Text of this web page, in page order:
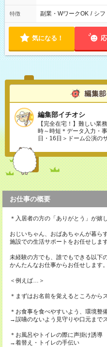
特徴 副業・WワークOK / シフ
気になる！
編集部イチオシ
【完全在宅！】難しい業
時～時短＊データ入力・
日・16日＞ドーム公演の
お仕事の概要
＊入居者の方の「ありがとう」が嬉
おじいちゃん、おばあちゃんが暮ら
施設での生活サポートをお任せしま
未経験の方でも、誰でもできる以下
かんたんなお仕事からお任せします。
＜例えば…＞
＊まずはお名前を覚えるところから
＊お食事を食べやすいよう、環境整
→誤嚥のないよう見守りや口元まで
＊お風呂やトイレの際に声掛け誘導
→着替え・トイレの手伝い